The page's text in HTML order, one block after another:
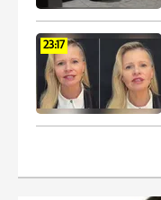
23:17